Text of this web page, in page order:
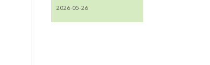
2026-05-26